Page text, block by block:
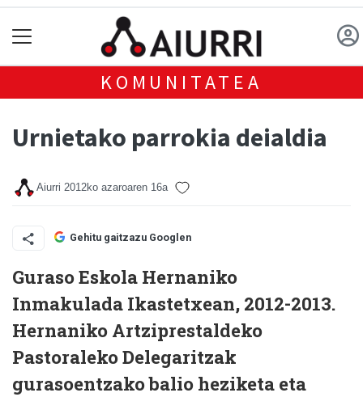
KOMUNITATEA
Urnietako parrokia deialdia
Aiurri 2012ko azaroaren 16a
Gehitu gaitzazu Googlen
Guraso Eskola Hernaniko
Inmakulada Ikastetxean, 2012-2013.
Hernaniko Artziprestaldeko
Pastoraleko Delegaritzak
gurasoentzako balio heziketa eta